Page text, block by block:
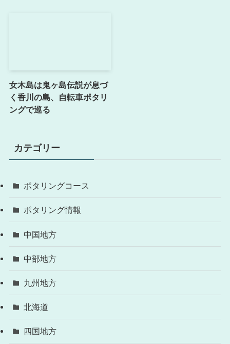
女木島は鬼ヶ島伝説が息づ
く香川の島、自転車ポタリ
ングで巡る
カテゴリー
ポタリングコース
ポタリング情報
中国地方
中部地方
九州地方
北海道
四国地方